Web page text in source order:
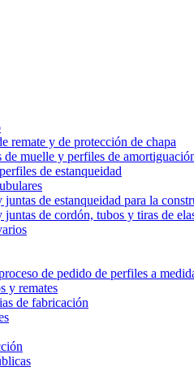
remate y de protección de chapa
de muelle y perfiles de
de estanqueidad
juntas de estanqueidad para la
juntas de cordón, tubos y tiras de
de pedido de perfiles a
y remates
de fabricación